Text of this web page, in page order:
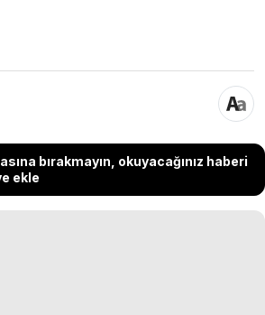
bırakmayın, okuyacağınız haberi
ekle